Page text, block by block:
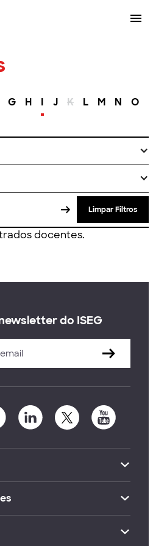
G H I J K L M N O
Limpar Filtros
docentes.
do ISEG